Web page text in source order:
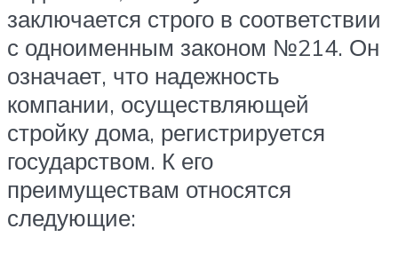
заключается строго в соответствии
с одноименным законом №214. Он
означает, что надежность
компании, осуществляющей
стройку дома, регистрируется
государством. К его
преимуществам относятся
следующие: